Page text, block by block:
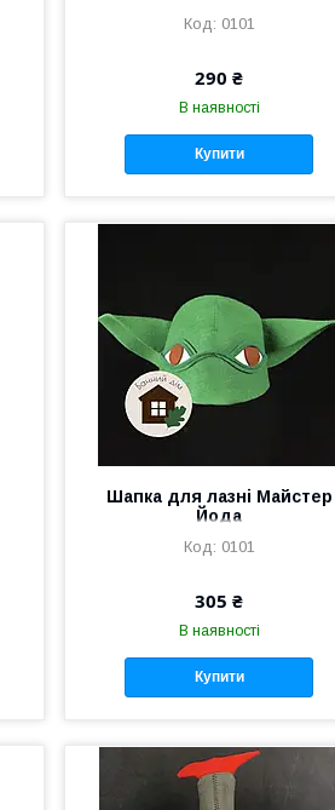
0101
290 ₴
В наявності
Купити
Шапка для лазні Майстер
Йода
0101
305 ₴
В наявності
Купити